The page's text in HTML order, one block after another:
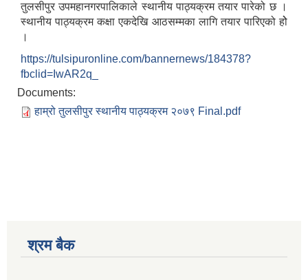
तुलसीपुर उपमहानगरपालिकाले स्थानीय पाठ्यक्रम तयार पारेको छ ।
स्थानीय पाठ्यक्रम कक्षा एकदेखि आठसम्मका लागि तयार पारिएको होे
।
https://tulsipuronline.com/bannernews/184378?
fbclid=IwAR2q_
Documents:
हाम्रो तुलसीपुर स्थानीय पाठ्यक्रम २०७९ Final.pdf
श्रम बैक